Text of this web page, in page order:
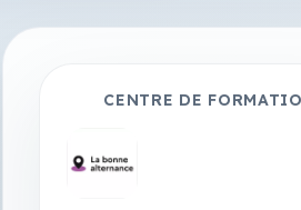
CENTRE DE